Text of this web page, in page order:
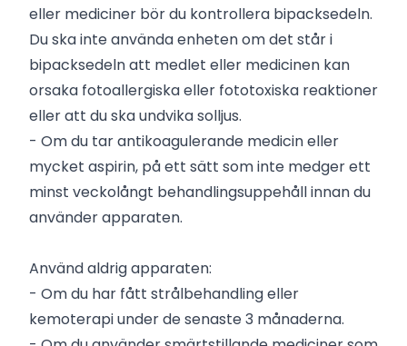
eller mediciner bör du kontrollera bipacksedeln.
Du ska inte använda enheten om det står i
bipacksedeln att medlet eller medicinen kan
orsaka fotoallergiska eller fototoxiska reaktioner
eller att du ska undvika solljus.
- Om du tar antikoagulerande medicin eller
mycket aspirin, på ett sätt som inte medger ett
minst veckolångt behandlingsuppehåll innan du
använder apparaten.
Använd aldrig apparaten:
- Om du har fått strålbehandling eller
kemoterapi under de senaste 3 månaderna.